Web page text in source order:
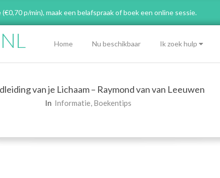
p/min), maak een belafspraakof boek een online sessie.
Menu
Home Nu beschikbaar Ik zoek hulp
van je Lichaam – Raymond van van Leeuwen
In Informatie, Boekentips